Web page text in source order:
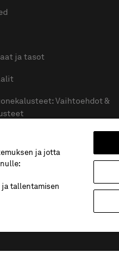
ja tasot
Vaihtoehdot &
kylpyhuoneet
valitset oikean suihkuseinän
ja jotta
tallentamisen